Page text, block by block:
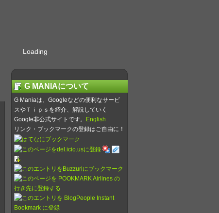
Loading
G MANIAについて
G Maniaは、Googleなどの便利なサービ
スやＴｉｐｓを紹介、解説していく
Google非公式サイトです。
English
リンク・ブックマークの登録はご自由に！